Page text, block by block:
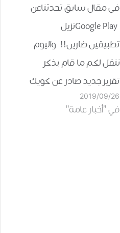
في مقال سابق تحدثناعن
Google Playتزيل
تطبيقين ضارين!! واليوم
ننقل لكم ما قام بذكر
تقرير جديد صادر عن كويك
هيل سيكيوريتي لابز يوم
الخميس أنه قد تم
2019/09/26
في "أخبار عامة"